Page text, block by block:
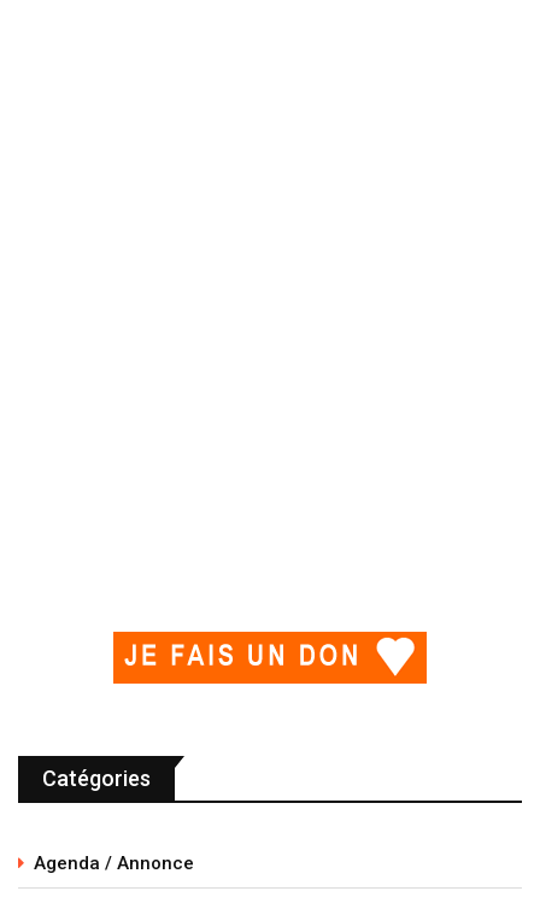
Catégories
Agenda / Annonce